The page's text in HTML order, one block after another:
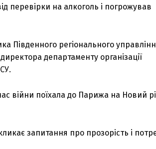
перевірки на алкоголь і погрожував
Південного регіонального
департаменту організації
війни поїхала до Парижа на Новий
запитання про прозорість і